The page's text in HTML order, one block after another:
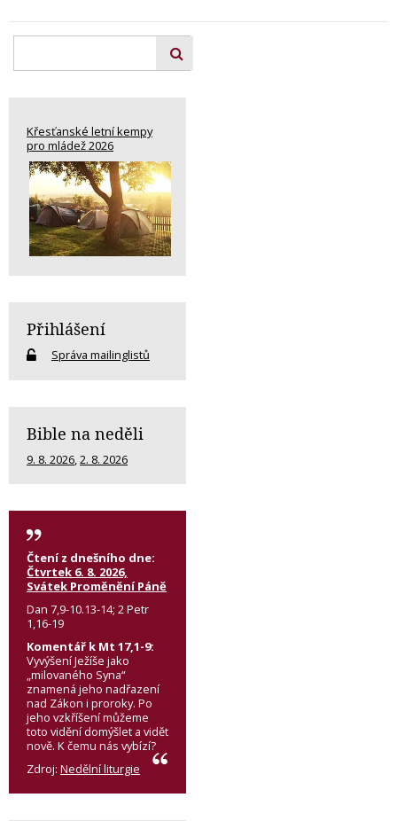
Křesťanské letní kempy
pro mládež 2026
Přihlášení
Správa mailinglistů
Bible na neděli
9. 8. 2026,2. 8. 2026
Čtení z dnešního dne:
Čtvrtek 6. 8. 2026,
Svátek Proměnění Páně
Dan 7,9-10.13-14; 2 Petr
1,16-19
Komentář k Mt 17,1-9:
Vyvýšení Ježíše jako
„milovaného Syna“
znamená jeho nadřazení
nad Zákon i proroky. Po
jeho vzkříšení můžeme
toto vidění domýšlet a vidět
nově. K čemu nás vybízí?
Zdroj: Nedělní liturgie